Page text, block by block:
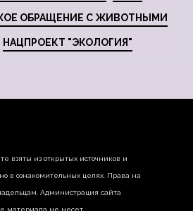
ОБРАЩЕНИЕ С ЖИВОТНЫМИ
НАЦПРОЕКТ "ЭКОЛОГИЯ"
взяты из открытых источников и
в ознакомительных целях. Права на
Администрация сайта
материала не несет.